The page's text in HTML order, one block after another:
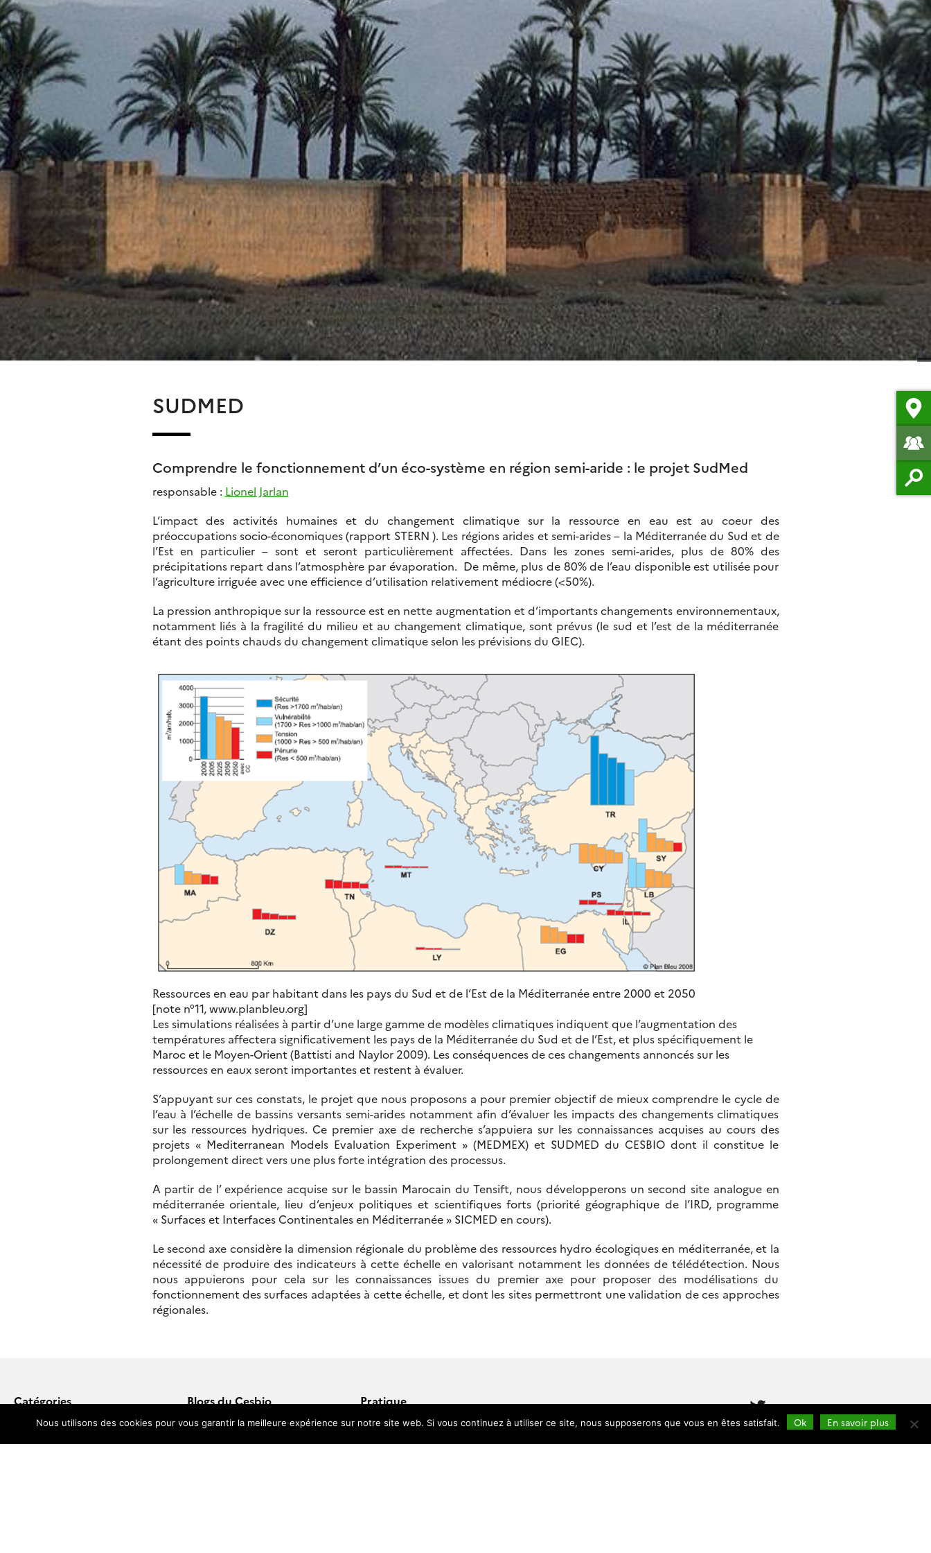
SUDMED
Comprendre le fonctionnement d’un éco-système en région semi-aride : le projet SudMed
responsable : Lionel Jarlan
L’impact des activités humaines et du changement climatique sur la ressource en eau est au coeur des
préoccupations socio-économiques (rapport STERN ). Les régions arides et semi-arides – la Méditerranée du Sud et de
l’Est en particulier – sont et seront particulièrement affectées. Dans les zones semi-arides, plus de 80% des
précipitations repart dans l’atmosphère par évaporation. De même, plus de 80% de l’eau disponible est utilisée pour
l’agriculture irriguée avec une efficience d’utilisation relativement médiocre (<50%).
La pression anthropique sur la ressource est en nette augmentation et d’importants changements environnementaux,
notamment liés à la fragilité du milieu et au changement climatique, sont prévus (le sud et l’est de la méditerranée
étant des points chauds du changement climatique selon les prévisions du GIEC).
Ressources en eau par habitant dans les pays du Sud et de l’Est de la Méditerranée entre 2000 et 2050
[note n°11, www.planbleu.org]
Les simulations réalisées à partir d’une large gamme de modèles climatiques indiquent que l’augmentation des
températures affectera significativement les pays de la Méditerranée du Sud et de l’Est, et plus spécifiquement le
Maroc et le Moyen-Orient (Battisti and Naylor 2009). Les conséquences de ces changements annoncés sur les
ressources en eaux seront importantes et restent à évaluer.
S’appuyant sur ces constats, le projet que nous proposons a pour premier objectif de mieux comprendre le cycle de
l’eau à l’échelle de bassins versants semi-arides notamment afin d’évaluer les impacts des changements climatiques
sur les ressources hydriques. Ce premier axe de recherche s’appuiera sur les connaissances acquises au cours des
projets « Mediterranean Models Evaluation Experiment » (MEDMEX) et SUDMED du CESBIO dont il constitue le
prolongement direct vers une plus forte intégration des processus.
A partir de l’ expérience acquise sur le bassin Marocain du Tensift, nous développerons un second site analogue en
méditerranée orientale, lieu d’enjeux politiques et scientifiques forts (priorité géographique de l’IRD, programme
« Surfaces et Interfaces Continentales en Méditerranée » SICMED en cours).
Le second axe considère la dimension régionale du problème des ressources hydro écologiques en méditerranée, et la
nécessité de produire des indicateurs à cette échelle en valorisant notamment les données de télédétection. Nous
nous appuierons pour cela sur les connaissances issues du premier axe pour proposer des modélisations du
fonctionnement des surfaces adaptées à cette échelle, et dont les sites permettront une validation de ces approches
régionales.
Catégories
Évènements
Formations & jobs
Blogs du Cesbio
Blog Séries Temporelles
AgriCarbon-EO
Pratique
Annuaire
Pages perso
us
Nous utilisons des cookies pour vous garantir la meilleure expérience sur notre site web. Si vous continuez à utiliser ce site, nous supposerons que vous en êtes satisfait. Ok En savoir plus